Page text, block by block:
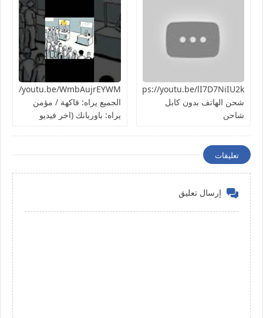
https://youtu.be/lI7D7NiIU2kطريقة
شحن الهاتف بدون كابل
شاحن
الجميع يراه: فاكهة / مؤمن
يراه: باوربانك (اخر فيديو
تعليقات
إرسال تعليق